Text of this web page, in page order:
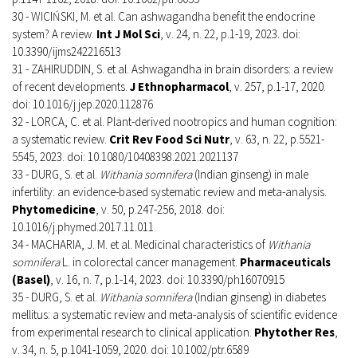
30 - WICIŃSKI, M. et al. Can ashwagandha benefit the endocrine
system? A review. Int J Mol Sci , v. 24, n. 22, p.1-19, 2023. doi:
10.3390/ijms242216513
31 - ZAHIRUDDIN, S. et al. Ashwagandha in brain disorders: a review
of recent developments. J Ethnopharmacol , v. 257, p.1-17, 2020.
doi: 10.1016/j.jep.2020.112876
32 - LORCA, C. et al. Plant-derived nootropics and human cognition:
a systematic review. Crit Rev Food Sci Nutr , v. 63, n. 22, p.5521-
5545, 2023. doi: 10.1080/10408398.2021.2021137
33 - DURG, S. et al. Withania somnifera(Indian ginseng) in male
infertility: an evidence-based systematic review and meta-analysis.
Phytomedicine , v. 50, p.247-256, 2018. doi:
10.1016/j.phymed.2017.11.011
34 - MACHARIA, J. M. et al. Medicinal characteristics of Withania
somniferaL. in colorectal cancer management. Pharmaceuticals
(Basel) , v. 16, n. 7, p.1-14, 2023. doi: 10.3390/ph16070915
35 - DURG, S. et al. Withania somnifera(Indian ginseng) in diabetes
mellitus: a systematic review and meta-analysis of scientific evidence
from experimental research to clinical application. Phytother Res
v. 34, n. 5, p.1041-1059, 2020. doi: 10.1002/ptr.6589